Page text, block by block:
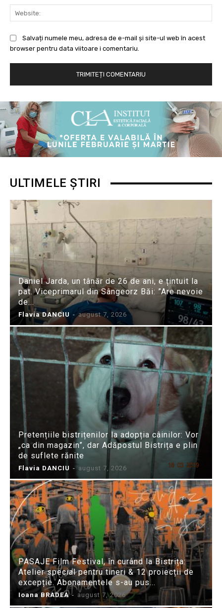
Salvați numele meu, adresa de e-mail și site-ul web în acest
browser pentru data viitoare i comentariu.
ULTIMELE ȘTIRI
Daniel Jarda, un tânăr de 26 de ani, e țintuit la
pat. Viceprimarul din Sângeorz Băi: ”Are nevoie
de...
Flavia DANCIU - august 7, 2026
Pretențiile bistrițenilor la adopția câinilor: Vor
„ca din magazin”, dar Adăpostul Bistrița e plin
de suflete rănite
Flavia DANCIU - august 7, 2026
PASAJE Film Festival, în curând la Bistrița:
Atelier special pentru tineri & 12 proiecții de
excepție. Abonamentele s-au pus...
Ioana BRADEA - august 7, 2026